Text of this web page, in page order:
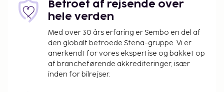
overnatningssted er lukket fra 13. april 2026 til 5.
december 2026 (datoerne kan ændres).
Arrangeret aftensmåltid: 50 EUR
Ovenstående liste er muligvis ikke fuldstændig.
Gebyrer og depositummer inkluderer muligvis ikke
skat og kan ændres uden varsel.
Betroet af rejsende over
hele verden
Med over 30 års erfaring er Sembo en del af
den globalt betroede Stena-gruppe. Vi er
anerkendt for vores ekspertise og bakket op
af brancheførende akkrediteringer, især
inden for bilrejser.